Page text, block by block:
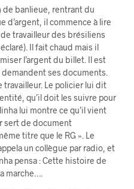
de banlieue, rentrant du
d’argent, il commence à lire
travailleur des brésiliens
Il fait chaud mais il
l’argent du billet. Il est
ses documents.
travailleur. Le policier lui dit
qu’il doit les suivre pour
lui montre ce qu’il vient
sert de document
titre que le RG ». Le
un collègue par radio, et
pensa : Cette histoire de
marche….